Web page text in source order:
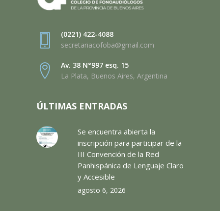
(0221) 422-4088
secretariacofoba@gmail.com
Av. 38 N°997 esq. 15
La Plata, Buenos Aires, Argentina
ÚLTIMAS ENTRADAS
Se encuentra abierta la
inscripción para participar de la
III Convención de la Red
Panhispánica de Lenguaje Claro
y Accesible
agosto 6, 2026